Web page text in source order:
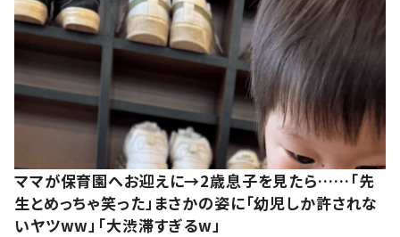
ママが保育園へお迎えに→2歳息子を見たら……「先
生とめっちゃ笑った」まさかの姿に「幼児しか許されな
いヤツww」「大渋滞すぎるw」